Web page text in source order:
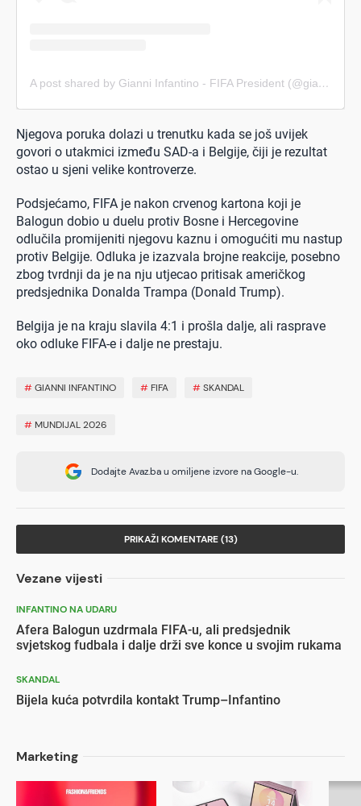
A post shared by Gianni Infantino - FIFA President (@gianni_infantino)
Njegova poruka dolazi u trenutku kada se još uvijek
govori o utakmici između SAD-a i Belgije, čiji je rezultat
ostao u sjeni velike kontroverze.
Podsjećamo, FIFA je nakon crvenog kartona koji je
Balogun dobio u duelu protiv Bosne i Hercegovine
odlučila promijeniti njegovu kaznu i omogućiti mu nastup
protiv Belgije. Odluka je izazvala brojne reakcije, posebno
zbog tvrdnji da je na nju utjecao pritisak američkog
predsjednika Donalda Trampa (Donald Trump).
Belgija je na kraju slavila 4:1 i prošla dalje, ali rasprave
oko odluke FIFA-e i dalje ne prestaju.
#GIANNI INFANTINO # FIFA #SKANDAL
# MUNDIJAL 2026
Dodajte Avaz.ba u omiljene izvore na Google-u.
PRIKAŽI KOMENTARE (13)
Vezane vijesti
INFANTINO NA UDARU
Afera Balogun uzdrmala FIFA-u, ali predsjednik
svjetskog fudbala i dalje drži sve konce u svojim rukama
SKANDAL
Bijela kuća potvrdila kontakt Trump–Infantino
Marketing